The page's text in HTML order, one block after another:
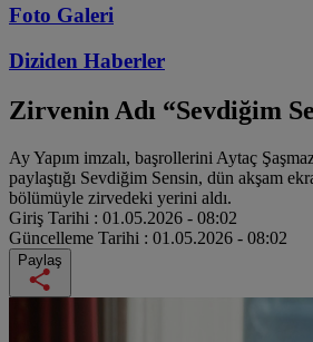
Foto Galeri
Diziden Haberler
Zirvenin Adı “Sevdiğim
Ay Yapım imzalı, başrollerini Aytaç
paylaştığı Sevdiğim Sensin, dün akşam
bölümüyle zirvedeki yerini aldı.
Giriş Tarihi : 01.05.2026 - 08:02
Güncelleme Tarihi : 01.05.2026 - 08:02
Paylaş